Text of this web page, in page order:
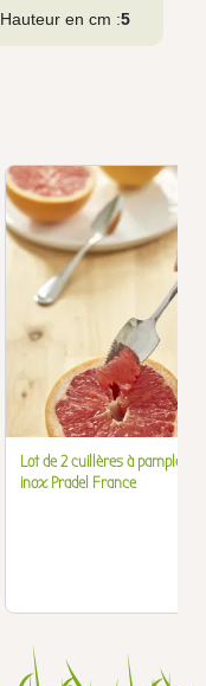
Hauteur en cm :5
Lot de 2 cuillères à
inox Pradel France